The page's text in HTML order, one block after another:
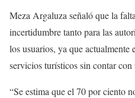
Meza Argaluza señaló que la
incertidumbre tanto para las
los usuarios, ya que actualmente
servicios turísticos sin contar
“Se estima que el 70 por ciento